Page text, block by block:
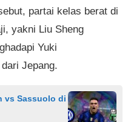
partai kelas berat di
yakni Liu Sheng
Yuki
Jepang.
vs Sassuolo di